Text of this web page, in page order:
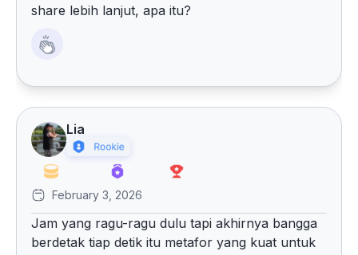
share lebih lanjut, apa itu?
Lia
February 3, 2026
Jam yang ragu-ragu dulu tapi akhirnya bangga
berdetak tiap detik itu metafor yang kuat untuk